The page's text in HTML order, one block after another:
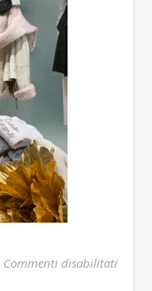
Commenti disabilitatisu